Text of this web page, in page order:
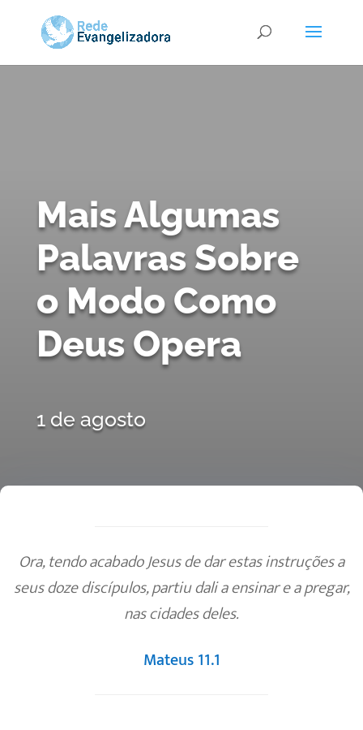
Mais Algumas
Palavras Sobre
o Modo Como
Deus Opera
1 de agosto
Ora, tendo acabado Jesus de dar estas instruções a
seus doze discípulos, partiu dali a ensinar e a pregar,
nas cidades deles.
Mateus 11.1